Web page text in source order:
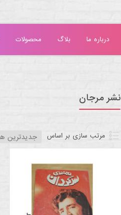
درباره ما بلاگ محصولات
نشر مرجان
مرتب سازی بر اساس